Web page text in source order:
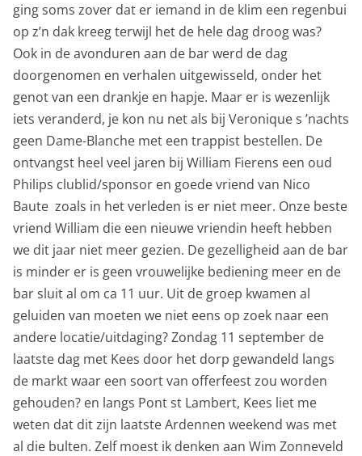
ging soms zover dat er iemand in de klim een regenbui
op z’n dak kreeg terwijl het de hele dag droog was?
Ook in de avonduren aan de bar werd de dag
doorgenomen en verhalen uitgewisseld, onder het
genot van een drankje en hapje. Maar er is wezenlijk
iets veranderd, je kon nu net als bij Veronique s ’nachts
geen Dame-Blanche met een trappist bestellen. De
ontvangst heel veel jaren bij William Fierens een oud
Philips clublid/sponsor en goede vriend van Nico
Baute zoals in het verleden is er niet meer. Onze beste
vriend William die een nieuwe vriendin heeft hebben
we dit jaar niet meer gezien. De gezelligheid aan de bar
is minder er is geen vrouwelijke bediening meer en de
bar sluit al om ca 11 uur. Uit de groep kwamen al
geluiden van moeten we niet eens op zoek naar een
andere locatie/uitdaging? Zondag 11 september de
laatste dag met Kees door het dorp gewandeld langs
de markt waar een soort van offerfeest zou worden
gehouden? en langs Pont st Lambert, Kees liet me
weten dat dit zijn laatste Ardennen weekend was met
al die bulten. Zelf moest ik denken aan Wim Zonneveld